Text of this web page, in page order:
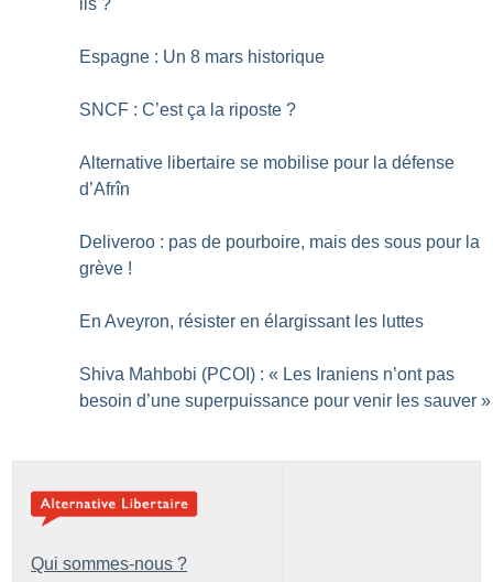
Espagne : Un 8 mars historique
SNCF : C’est ça la riposte ?
Alternative libertaire se mobilise pour la défense
d’Afrîn
Deliveroo : pas de pourboire, mais des sous pour la
grève !
En Aveyron, résister en élargissant les luttes
Shiva Mahbobi (PCOI) : « Les Iraniens n’ont pas
besoin d’une superpuissance pour venir les sauver »
Qui sommes-nous ?